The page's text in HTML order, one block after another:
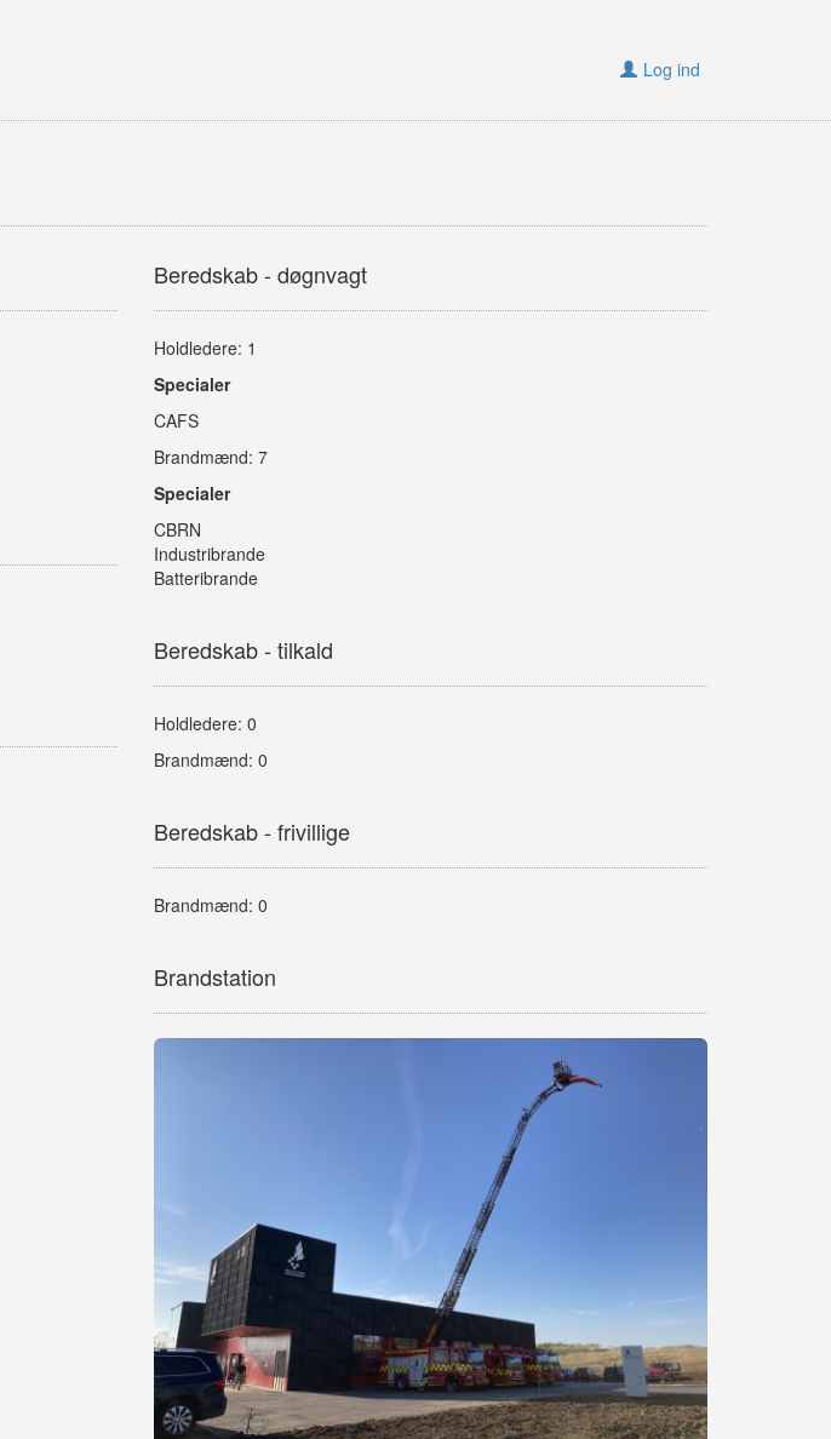
Log ind
Beredskab - døgnvagt
Holdledere: 1
Specialer
CAFS
Brandmænd: 7
Specialer
CBRN
Industribrande
Batteribrande
Beredskab - tilkald
Holdledere: 0
Brandmænd: 0
Beredskab - frivillige
Brandmænd: 0
Brandstation